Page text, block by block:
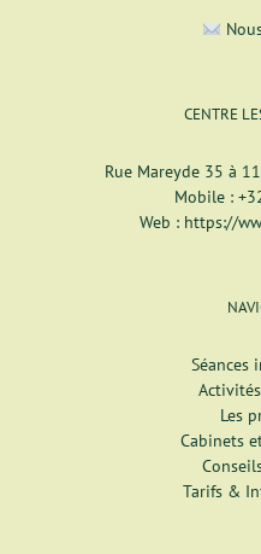
CENTRE
Rue Mareyde 35 à
Mobile :
Web : https://
Séances
Les
Cabinets
Tarifs &